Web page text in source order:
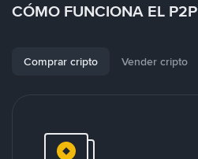
CÓMO FUNCIONA EL P2P
Comprar cripto Vender cripto